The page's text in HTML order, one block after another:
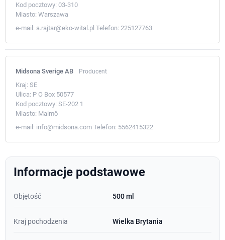
Kod pocztowy: 03-310
Miasto: Warszawa
e-mail: a.rajtar@eko-wital.pl Telefon: 225127763
Midsona Sverige AB Producent
Kraj: SE
Ulica: P O Box 50577
Kod pocztowy: SE-202 1
Miasto: Malmö
e-mail: info@midsona.com Telefon: 5562415322
Informacje podstawowe
Objętość 500 ml
Kraj pochodzenia Wielka Brytania